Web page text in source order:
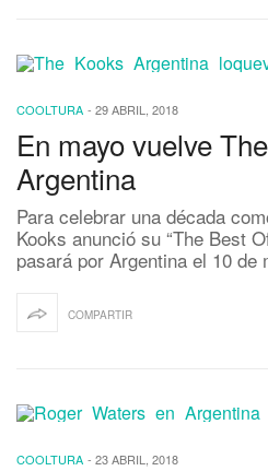
COOLTURA - 29 ABRIL, 2018
En mayo vuelve
Argentina
Para celebrar una década
Kooks anunció su “The Best
pasará por Argentina el 10
COMPARTIR
COOLTURA - 23 ABRIL, 2018